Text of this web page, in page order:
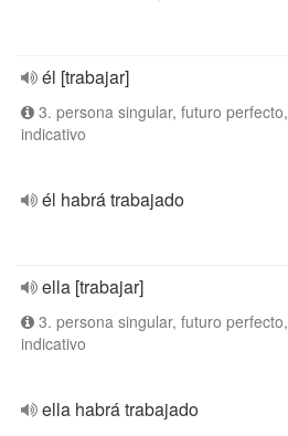
él [trabajar]
3. persona singular, futuro perfecto,
indicativo
él habrá trabajado
ella [trabajar]
3. persona singular, futuro perfecto,
indicativo
ella habrá trabajado